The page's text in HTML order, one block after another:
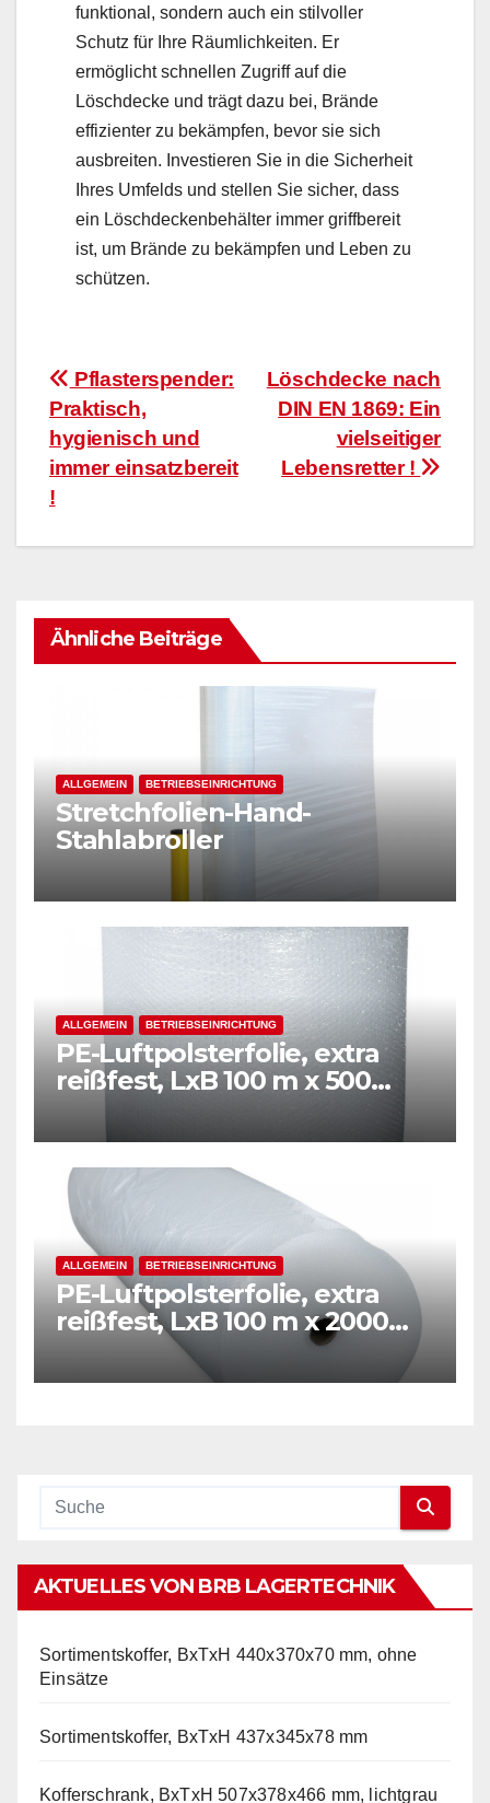
funktional, sondern auch ein stilvoller
Schutz für Ihre Räumlichkeiten. Er
ermöglicht schnellen Zugriff auf die
Löschdecke und trägt dazu bei, Brände
effizienter zu bekämpfen, bevor sie sich
ausbreiten. Investieren Sie in die Sicherheit
Ihres Umfelds und stellen Sie sicher, dass
ein Löschdeckenbehälter immer griffbereit
ist, um Brände zu bekämpfen und Leben zu
schützen.
Beitragsnavigation
Löschdecke nach
DIN EN 1869: Ein
vielseitiger
Lebensretter !
Pflasterspender:
Praktisch,
hygienisch und
immer einsatzbereit
!
Ähnliche Beiträge
ALLGEMEIN BETRIEBSEINRICHTUNG
Stretchfolien-Hand-
Stahlabroller
ALLGEMEIN BETRIEBSEINRICHTUNG
PE-Luftpolsterfolie, extra
reißfest, LxB 100 m x 500
mm, Stärke 50 mµ, 2-Schicht-
Folie, transparent
ALLGEMEIN BETRIEBSEINRICHTUNG
PE-Luftpolsterfolie, extra
reißfest, LxB 100 m x 2000
mm, Stärke 50 mµ, 2-Schicht-
Folie, transparent
AKTUELLES VON BRB LAGERTECHNIK
Sortimentskoffer, BxTxH 440x370x70 mm, ohne
Einsätze
Sortimentskoffer, BxTxH 437x345x78 mm
Kofferschrank, BxTxH 507x378x466 mm, lichtgrau